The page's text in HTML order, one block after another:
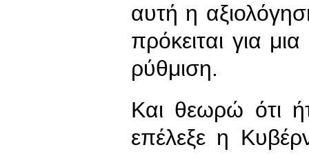
αυτή η
πρόκειται για
ρύθμιση.
Και θεωρώ ότι
επέλεξε η